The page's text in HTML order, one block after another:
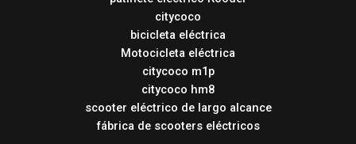
citycoco
bicicleta eléctrica
Motocicleta eléctrica
citycoco m1p
citycoco hm8
scooter eléctrico de largo alcance
fábrica de scooters eléctricos